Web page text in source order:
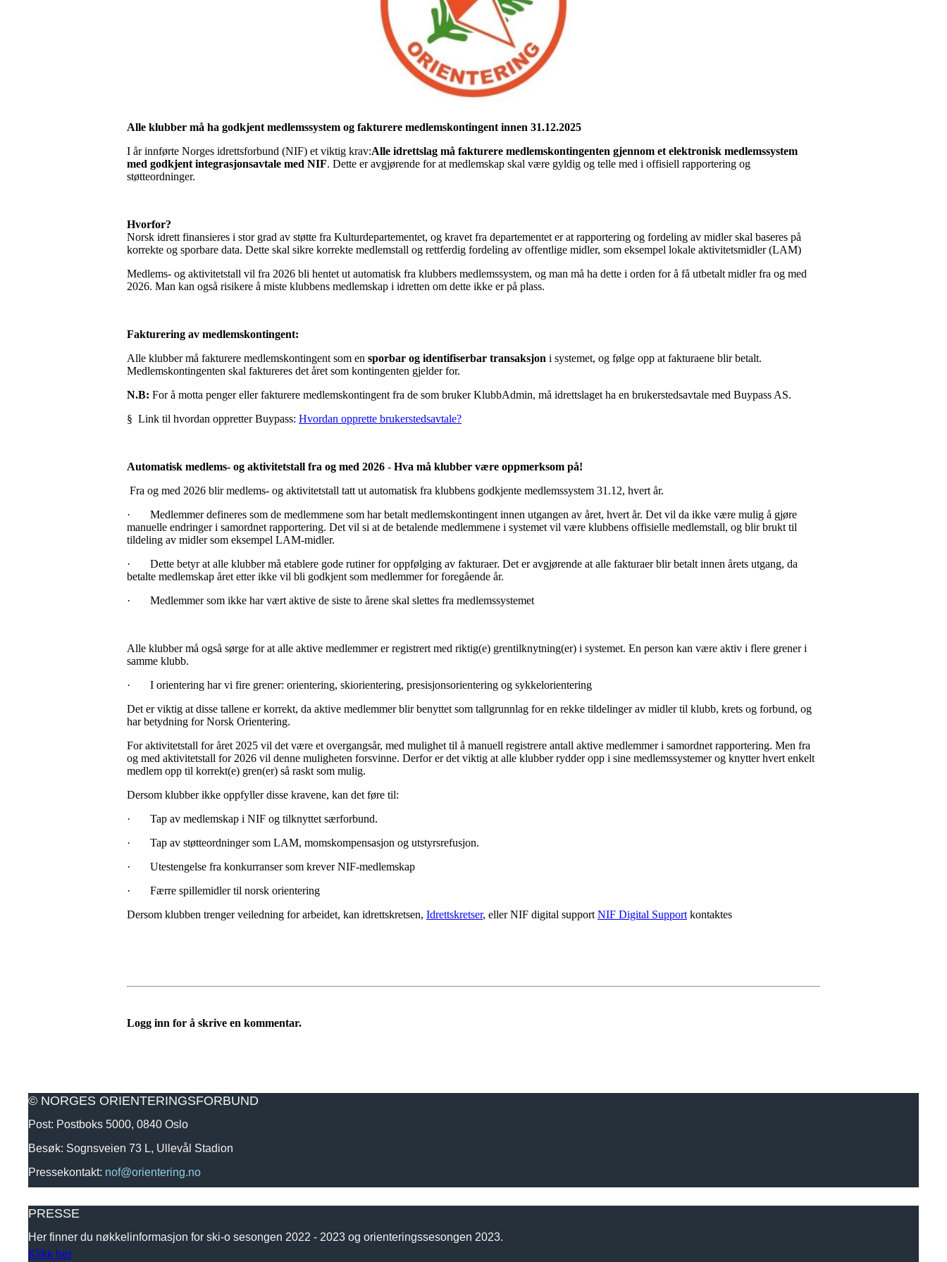
Alle klubber må ha godkjent medlemssystem og fakturere medlemskontingent innen 31.12.2025
I år innførte Norges idrettsforbund (NIF) et viktig krav:Alle idrettslag må fakturere medlemskontingenten gjennom et elektronisk medlemssystem
med godkjent integrasjonsavtale med NIF. Dette er avgjørende for at medlemskap skal være gyldig og telle med i offisiell rapportering og
støtteordninger.
Hvorfor?
Norsk idrett finansieres i stor grad av støtte fra Kulturdepartementet, og kravet fra departementet er at rapportering og fordeling av midler skal baseres på
korrekte og sporbare data. Dette skal sikre korrekte medlemstall og rettferdig fordeling av offentlige midler, som eksempel lokale aktivitetsmidler (LAM)
Medlems- og aktivitetstall vil fra 2026 bli hentet ut automatisk fra klubbers medlemssystem, og man må ha dette i orden for å få utbetalt midler fra og med
2026. Man kan også risikere å miste klubbens medlemskap i idretten om dette ikke er på plass.
Fakturering av medlemskontingent:
Alle klubber må fakturere medlemskontingent som en sporbar og identifiserbar transaksjon i systemet, og følge opp at fakturaene blir betalt.
Medlemskontingenten skal faktureres det året som kontingenten gjelder for.
N.B: For å motta penger eller fakturere medlemskontingent fra de som bruker KlubbAdmin, må idrettslaget ha en brukerstedsavtale med Buypass AS.
§ Link til hvordan oppretter Buypass: Hvordan opprette brukerstedsavtale?
Automatisk medlems- og aktivitetstall fra og med 2026 - Hva må klubber være oppmerksom på!
Fra og med 2026 blir medlems- og aktivitetstall tatt ut automatisk fra klubbens godkjente medlemssystem 31.12, hvert år.
·
Medlemmer defineres som de medlemmene som har betalt medlemskontingent innen utgangen av året, hvert år. Det vil da ikke være mulig å gjøre
manuelle endringer i samordnet rapportering. Det vil si at de betalende medlemmene i systemet vil være klubbens offisielle medlemstall, og blir brukt til
tildeling av midler som eksempel LAM-midler.
·
Dette betyr at alle klubber må etablere gode rutiner for oppfølging av fakturaer. Det er avgjørende at alle fakturaer blir betalt innen årets utgang, da
betalte medlemskap året etter ikke vil bli godkjent som medlemmer for foregående år.
·
Medlemmer som ikke har vært aktive de siste to årene skal slettes fra medlemssystemet
Alle klubber må også sørge for at alle aktive medlemmer er registrert med riktig(e) grentilknytning(er) i systemet. En person kan være aktiv i flere grener i
samme klubb.
·
I orientering har vi fire grener: orientering, skiorientering, presisjonsorientering og sykkelorientering
Det er viktig at disse tallene er korrekt, da aktive medlemmer blir benyttet som tallgrunnlag for en rekke tildelinger av midler til klubb, krets og forbund, og
har betydning for Norsk Orientering.
For aktivitetstall for året 2025 vil det være et overgangsår, med mulighet til å manuell registrere antall aktive medlemmer i samordnet rapportering. Men fra
og med aktivitetstall for 2026 vil denne muligheten forsvinne. Derfor er det viktig at alle klubber rydder opp i sine medlemssystemer og knytter hvert enkelt
medlem opp til korrekt(e) gren(er) så raskt som mulig.
Dersom klubber ikke oppfyller disse kravene, kan det føre til:
·
Tap av medlemskap i NIF og tilknyttet særforbund.
·
Tap av støtteordninger som LAM, momskompensasjon og utstyrsrefusjon.
·
Utestengelse fra konkurranser som krever NIF-medlemskap
·
Færre spillemidler til norsk orientering
Dersom klubben trenger veiledning for arbeidet, kan idrettskretsen, Idrettskretser, eller NIF digital support NIF Digital Support kontaktes
Logg inn for å skrive en kommentar.
© NORGES ORIENTERINGSFORBUND
Post: Postboks 5000, 0840 Oslo
Besøk: Sognsveien 73 L, Ullevål Stadion
Pressekontakt: nof@orientering.no
PRESSE
Her finner du nøkkelinformasjon for ski-o sesongen 2022 - 2023 og orienteringssesongen 2023.
Klikk her